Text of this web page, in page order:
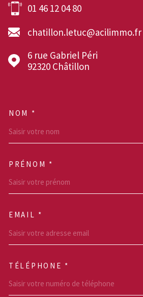
01 46 12 04 80
chatillon.letuc@acilimmo.fr
6 rue Gabriel Péri
92320
Châtillon
NOM *
PRÉNOM *
EMAIL *
TÉLÉPHONE *